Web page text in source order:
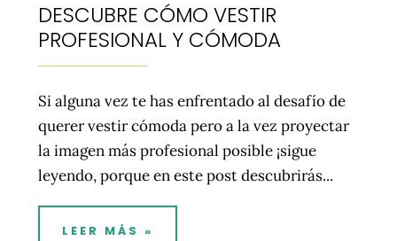
DESCUBRE CÓMO VESTIR
PROFESIONAL Y CÓMODA
Si alguna vez te has enfrentado al desafío de
querer vestir cómoda pero a la vez proyectar
la imagen más profesional posible ¡sigue
leyendo, porque en este post descubrirás...
LEER MÁS »